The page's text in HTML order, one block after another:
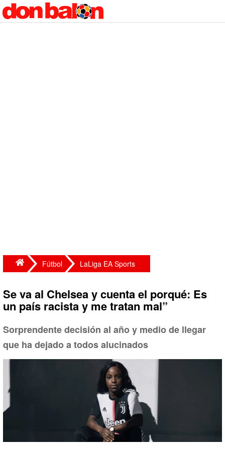
Fútbol LaLiga EA Sports
Se va al Chelsea y cuenta el porqué: Es
un país racista y me tratan mal”
Sorprendente decisión al año y medio de llegar
que ha dejado a todos alucinados